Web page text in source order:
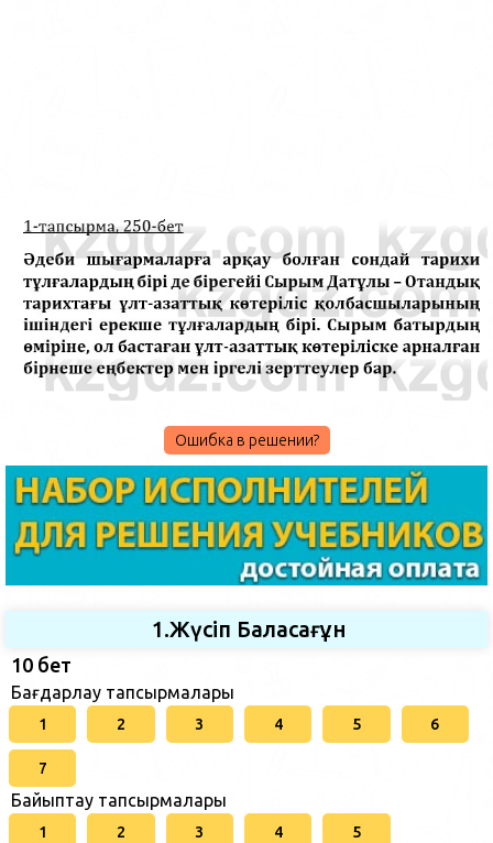
Ошибка в решении?
1.Жүсіп Баласағұн
10 бет
Бағдарлау тапсырмалары
1 2 3 4 5 6
7
Байыптау тапсырмалары
1 2 3 4 5